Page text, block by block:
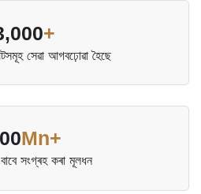
+
সেৱা আগবঢ়োৱা হৈছে
Mn+
সংগ্ৰহ কৰা মূলধন